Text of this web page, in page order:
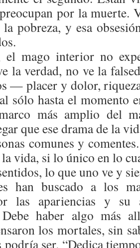
por la muerte.
pobreza, y esa
el mago interior no
la verdad, no ve la
— placer y dolor,
sólo hasta el momento
más amplio del
que ese drama de la
comunes y
vida, si lo único en lo
lo que uno ve y
han buscado a los
las apariencias y su
haber algo más
los mortales, sin
podría ser. “Dedica